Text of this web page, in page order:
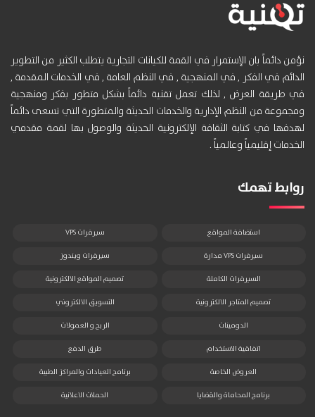
نؤمن دائماً بان الإستمرار في القمة للكيانات التجارية يتطلب الكثير من التطوير
الدائم في الفكر , في المنهجية , في النظم العامة , في الخدمات المقدمة ,
في طريقة العرض , لذلك تعمل تقنية دائماً بشكل متطور بفكر ومنهجية
ومجموعة من النظم الإدارية والخدمات الحديثة والمتطورة التي تسعى دائماً
لهدفها في كتابة الثقافة الإلكترونية الحديثة والوصول بها لقمة مقدمي
الخدمات إقليمياً وعالمياً .
روابط تهمك
استضافة المواقع سيرفرات VPS
سيرفرات VPS مدارة سيرفرات ويندوز
السيرفرات الكاملة تصميم المواقع الالكترونية
تصميم المتاجر الالكترونية التسويق الالكتروني
الدومينات الربح و العمولات
اتفاقية الاستخدام طرق الدفع
العروض الخاصة برنامج العيادات والمراكز الطبية
برنامج المحاماة والقضايا الحملات الاعلانية